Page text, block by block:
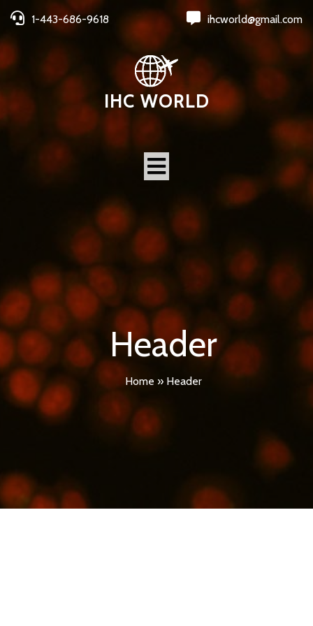
1-443-686-9618 ihcworld@gmail.com
IHC WORLD
Header
Home » Header